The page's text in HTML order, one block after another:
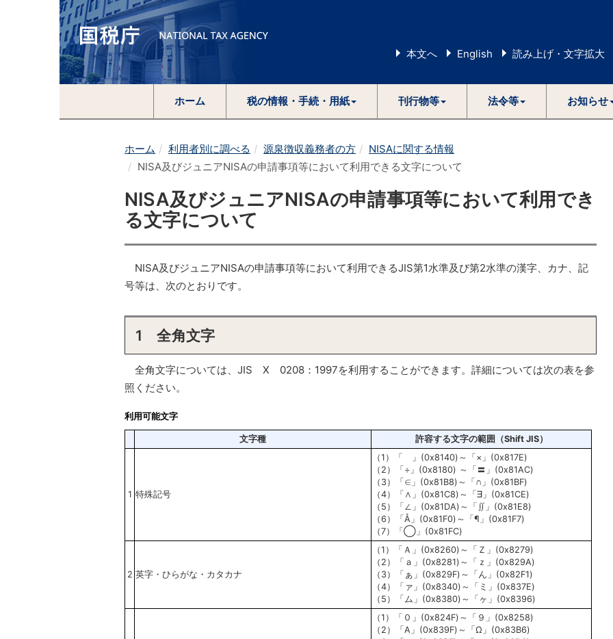
本文へ English 読み上げ・文字拡大
ホーム 税の情報・手続・用紙 刊行物等 法令等 お知らせ
ホーム 利用者別に調べる 源泉徴収義務者の方
NISAに関する情報
NISA及びジュニアNISAの申請事項等において利用できる文字について
NISA及びジュニアNISAの申請事項等において利用でき
る文字について
NISA及びジュニアNISAの申請事項等において利用できるJIS第1水準及び第2水準の漢字、カナ、記
号等は、次のとおりです。
1 全角文字
全角文字については、JIS X 0208：1997を利用することができます。詳細については次の表を参
照ください。
利用可能文字
文字種 許容する文字の範囲（Shift JIS）
1 特殊記号
（1）「 」(0x8140)～「×」(0x817E)
（2）「÷」(0x8180) ～「〓」(0x81AC)
（3）「∈」(0x81B8)～「∩」(0x81BF)
（4）「∧」(0x81C8)～「∃」(0x81CE)
（5）「∠」(0x81DA)～「∬」(0x81E8)
（6）「Å」(0x81F0)～「¶」(0x81F7)
（7）「◯」(0x81FC)
2 英字・ひらがな・カタカナ
（1）「Ａ」(0x8260)～「Ｚ」(0x8279)
（2）「ａ」(0x8281)～「ｚ」(0x829A)
（3）「ぁ」(0x829F)～「ん」(0x82F1)
（4）「ァ」(0x8340)～「ミ」(0x837E)
（5）「ム」(0x8380)～「ヶ」(0x8396)
（1）「０」(0x824F)～「９」(0x8258)
（2）「Α」(0x839F)～「Ω」(0x83B6)